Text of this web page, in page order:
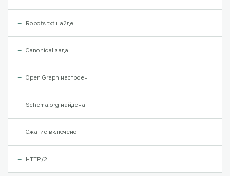
Robots.txt найден
Canonical задан
Open Graph настроен
Schema.org найдена
Сжатие включено
HTTP/2